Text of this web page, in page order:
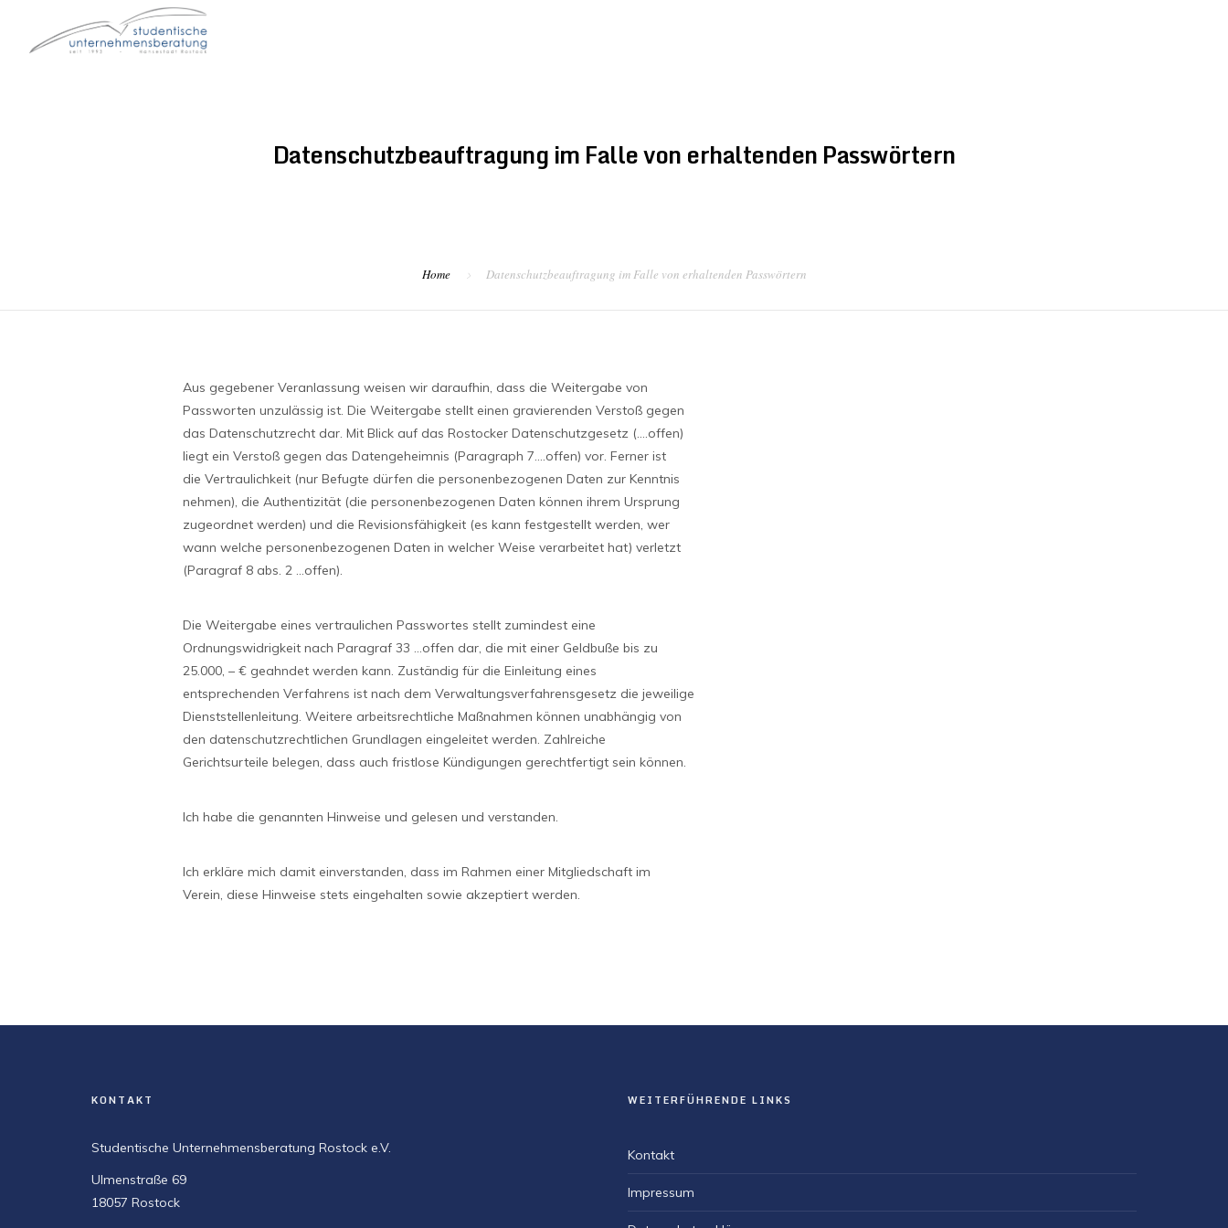
Datenschutzbeauftragung im Falle von erhaltenden Passwörtern
Home Datenschutzbeauftragung im Falle von erhaltenden Passwörtern
Aus gegebener Veranlassung weisen wir daraufhin, dass die Weitergabe von
Passworten unzulässig ist. Die Weitergabe stellt einen gravierenden Verstoß gegen
das Datenschutzrecht dar. Mit Blick auf das Rostocker Datenschutzgesetz (….offen)
liegt ein Verstoß gegen das Datengeheimnis (Paragraph 7….offen) vor. Ferner ist
die Vertraulichkeit (nur Befugte dürfen die personenbezogenen Daten zur Kenntnis
nehmen), die Authentizität (die personenbezogenen Daten können ihrem Ursprung
zugeordnet werden) und die Revisionsfähigkeit (es kann festgestellt werden, wer
wann welche personenbezogenen Daten in welcher Weise verarbeitet hat) verletzt
(Paragraf 8 abs. 2 …offen).
Die Weitergabe eines vertraulichen Passwortes stellt zumindest eine
Ordnungswidrigkeit nach Paragraf 33 …offen dar, die mit einer Geldbuße bis zu
25.000, – € geahndet werden kann. Zuständig für die Einleitung eines
entsprechenden Verfahrens ist nach dem Verwaltungsverfahrensgesetz die jeweilige
Dienststellenleitung. Weitere arbeitsrechtliche Maßnahmen können unabhängig von
den datenschutzrechtlichen Grundlagen eingeleitet werden. Zahlreiche
Gerichtsurteile belegen, dass auch fristlose Kündigungen gerechtfertigt sein können.
Ich habe die genannten Hinweise und gelesen und verstanden.
Ich erkläre mich damit einverstanden, dass im Rahmen einer Mitgliedschaft im
Verein, diese Hinweise stets eingehalten sowie akzeptiert werden.
KONTAKT
Studentische Unternehmensberatung Rostock e.V.
Ulmenstraße 69
18057 Rostock
WEITERFÜHRENDE LINKS
Kontakt
Impressum